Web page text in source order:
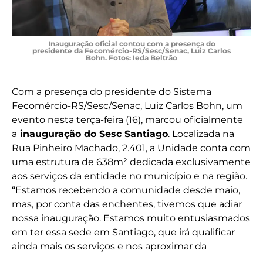
Inauguração oficial contou com a presença do
presidente da Fecomércio-RS/Sesc/Senac, Luiz Carlos
Bohn. Fotos: Ieda Beltrão
Com a presença do presidente do Sistema
Fecomércio-RS/Sesc/Senac, Luiz Carlos Bohn, um
evento nesta terça-feira (16), marcou oficialmente
a inauguração do Sesc Santiago. Localizada na
Rua Pinheiro Machado, 2.401, a Unidade conta com
uma estrutura de 638m² dedicada exclusivamente
aos serviços da entidade no município e na região.
“Estamos recebendo a comunidade desde maio,
mas, por conta das enchentes, tivemos que adiar
nossa inauguração. Estamos muito entusiasmados
em ter essa sede em Santiago, que irá qualificar
ainda mais os serviços e nos aproximar da